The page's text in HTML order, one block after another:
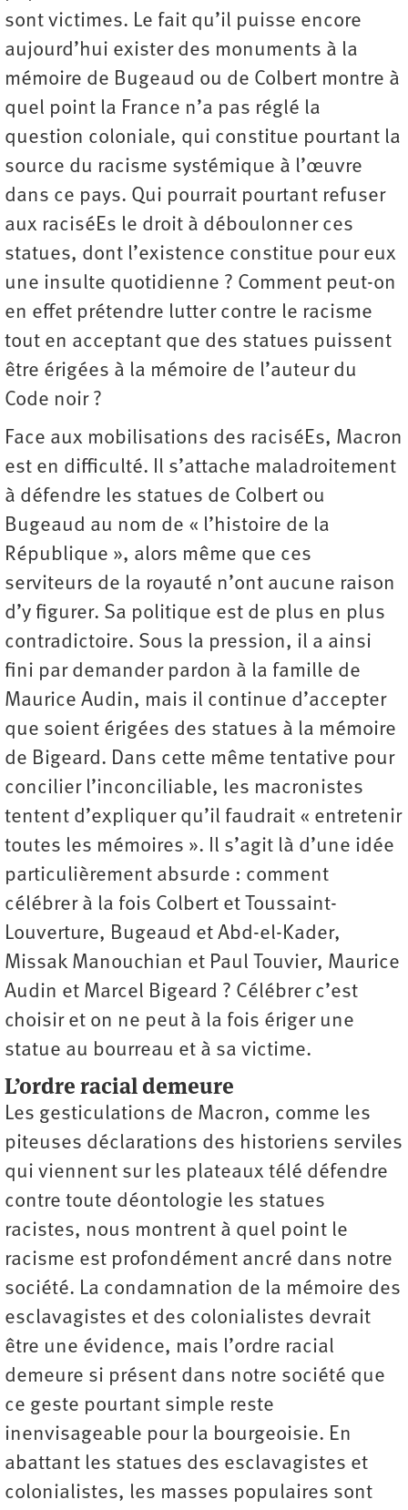
sont victimes. Le fait qu’il puisse encore
aujourd’hui exister des monuments à la
mémoire de Bugeaud ou de Colbert montre à
quel point la France n’a pas réglé la
question coloniale, qui constitue pourtant la
source du racisme systémique à l’œuvre
dans ce pays. Qui pourrait pourtant refuser
aux raciséEs le droit à déboulonner ces
statues, dont l’existence constitue pour eux
une insulte quotidienne ? Comment peut-on
en effet prétendre lutter contre le racisme
tout en acceptant que des statues puissent
être érigées à la mémoire de l’auteur du
Code noir ?
Face aux mobilisations des raciséEs, Macron
est en difficulté. Il s’attache maladroitement
à défendre les statues de Colbert ou
Bugeaud au nom de « l’histoire de la
République », alors même que ces
serviteurs de la royauté n’ont aucune raison
d’y figurer. Sa politique est de plus en plus
contradictoire. Sous la pression, il a ainsi
fini par demander pardon à la famille de
Maurice Audin, mais il continue d’accepter
que soient érigées des statues à la mémoire
de Bigeard. Dans cette même tentative pour
concilier l’inconciliable, les macronistes
tentent d’expliquer qu’il faudrait « entretenir
toutes les mémoires ». Il s’agit là d’une idée
particulièrement absurde : comment
célébrer à la fois Colbert et Toussaint-
Louverture, Bugeaud et Abd-el-Kader,
Missak Manouchian et Paul Touvier, Maurice
Audin et Marcel Bigeard ? Célébrer c’est
choisir et on ne peut à la fois ériger une
statue au bourreau et à sa victime.
L’ordre racial demeure
Les gesticulations de Macron, comme les
piteuses déclarations des historiens serviles
qui viennent sur les plateaux télé défendre
contre toute déontologie les statues
racistes, nous montrent à quel point le
racisme est profondément ancré dans notre
société. La condamnation de la mémoire des
esclavagistes et des colonialistes devrait
être une évidence, mais l’ordre racial
demeure si présent dans notre société que
ce geste pourtant simple reste
inenvisageable pour la bourgeoisie. En
abattant les statues des esclavagistes et
colonialistes, les masses populaires sont